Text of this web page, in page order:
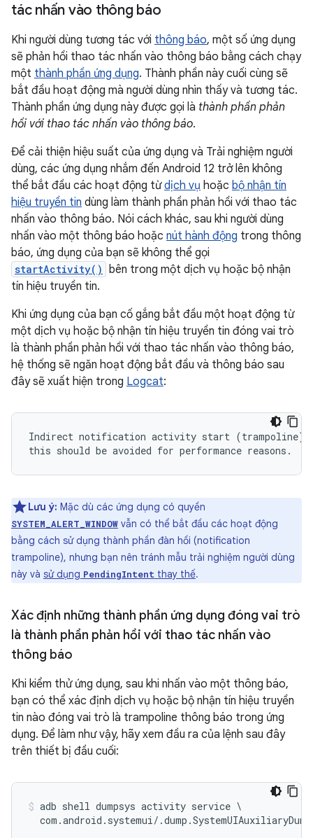
tác nhấn vào thông báo
Khi người dùng tương tác với thông báo, một số ứng dụng
sẽ phản hồi thao tác nhấn vào thông báo bằng cách chạy
một thành phần ứng dụng. Thành phần này cuối cùng sẽ
bắt đầu hoạt động mà người dùng nhìn thấy và tương tác.
Thành phần ứng dụng này được gọi là thành phần phản
hồi với thao tác nhấn vào thông báo.
Để cải thiện hiệu suất của ứng dụng và Trải nghiệm người
dùng, các ứng dụng nhắm đến Android 12 trở lên không
thể bắt đầu các hoạt động từdịch vụ hoặc bộ nhận tín
hiệu truyền tin dùng làm thành phần phản hồi với thao tác
nhấn vào thông báo. Nói cách khác, sau khi người dùng
nhấn vào một thông báo hoặc nút hành động trong thông
báo, ứng dụng của bạn sẽ không thể gọi
startActivity()
bên trong một dịch vụ hoặc bộ nhận
tín hiệu truyền tin.
Khi ứng dụng của bạn cố gắng bắt đầu một hoạt động từ
một dịch vụ hoặc bộ nhận tín hiệu truyền tin đóng vai trò
là thành phần phản hồi với thao tác nhấn vào thông báo,
hệ thống sẽ ngăn hoạt động bắt đầu và thông báo sau
đây sẽ xuất hiện trong Logcat:
Indirect notification activity start (trampoline) from
Lưu ý: Mặc dù các ứng dụng có quyền
SYSTEM_ALERT_WINDOW vẫn có thể bắt đầu các hoạt động
bằng cách sử dụng thành phần đàn hồi (notification
trampoline), nhưng bạn nên tránh mẫu trải nghiệm người dùng
này và sử dụng PendingIntent thay thế.
Xác định những thành phần ứng dụng đóng vai trò
là thành phần phản hồi với thao tác nhấn vào
thông báo
Khi kiểm thử ứng dụng, sau khi nhấn vào một thông báo,
bạn có thể xác định dịch vụ hoặc bộ nhận tín hiệu truyền
tin nào đóng vai trò là trampoline thông báo trong ứng
dụng. Để làm như vậy, hãy xem đầu ra của lệnh sau đây
trên thiết bị đầu cuối:
adb shell dumpsys activity service \